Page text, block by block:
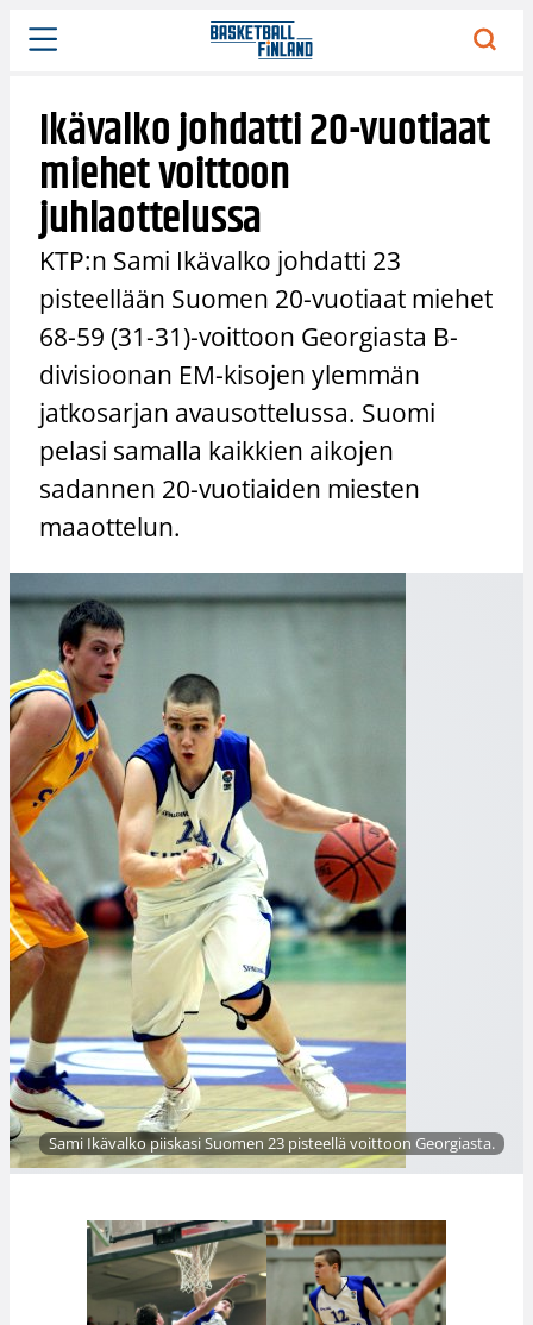
Siirry
sisältöön
Ikävalko johdatti 20-vuotiaat
miehet voittoon
juhlaottelussa
KTP:n Sami Ikävalko johdatti 23
pisteellään Suomen 20-vuotiaat miehet
68-59 (31-31)-voittoon Georgiasta B-
divisioonan EM-kisojen ylemmän
jatkosarjan avausottelussa. Suomi
pelasi samalla kaikkien aikojen
sadannen 20-vuotiaiden miesten
maaottelun.
Sami Ikävalko piiskasi Suomen 23 pisteellä voittoon Georgiasta.